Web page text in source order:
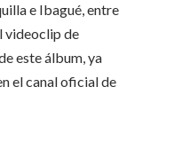
e Ibagué, entre
videoclip de
este álbum, ya
el canal oficial de